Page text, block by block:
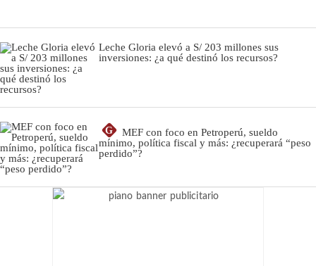
Leche Gloria elevó a S/ 203 millones sus
inversiones: ¿a qué destinó los recursos?
G
MEF con foco en Petroperú, sueldo
mínimo, política fiscal y más: ¿recuperará “peso
perdido”?